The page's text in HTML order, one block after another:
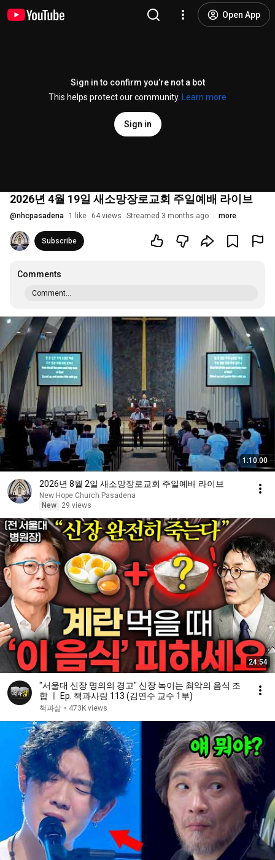
Open App
Sign in to confirm you’re not a bot
This helps protect our community.
Learn more
Sign in
2026년 4월 19일 새소망장로교회 주일예배 라이브
@nhcpasadena 1 like 64 views Streamed 3 months ago more
Subscribe
Comments
Comment...
1:10:00
2026년 8월 2일 새소망장로교회 주일예배 라이브
New Hope Church Pasadena
New
29 views
24:54
"서울대 신장 명의의 경고" 신장 녹이는 최악의 음식 조
합 ㅣ Ep. 책과사람 113 (김연수 교수 1부)
책과삶 • 473K views